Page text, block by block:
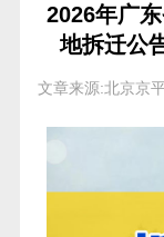
2026年广
地拆迁公
文章来源:北京京